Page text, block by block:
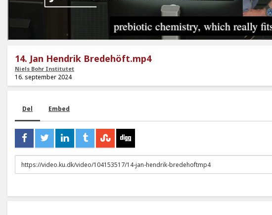
14. Jan Hendrik Bredehöft.mp4
Niels Bohr Institutet
16. september 2024
Del Embed
URL
to